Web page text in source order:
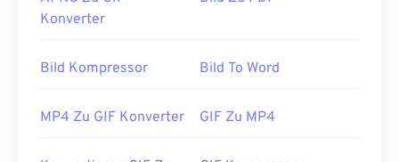
Konverter
Bild Kompressor Bild To Word
MP4 Zu GIF Konverter GIF Zu MP4